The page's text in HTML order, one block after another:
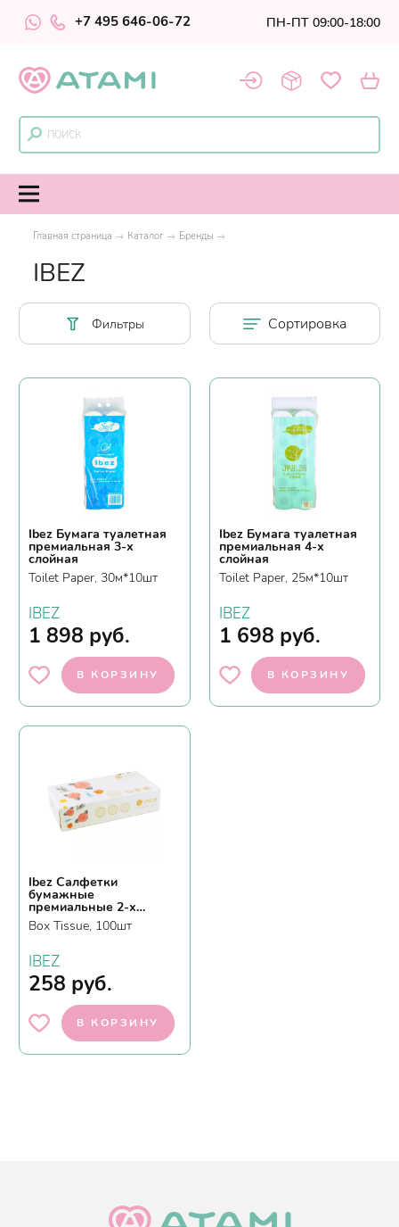
+7 495 646-06-72 ПН-ПТ 09:00-18:00
Главная страница Каталог Бренды
IBEZ
Фильтры Сортировка
Ibez Бумага туалетная
премиальная 3-х
слойная
Toilet Paper, 30м*10шт
IBEZ
1 898 руб.
В КОРЗИНУ
Ibez Бумага туалетная
премиальная 4-х
слойная
Toilet Paper, 25м*10шт
IBEZ
1 698 руб.
В КОРЗИНУ
Ibez Салфетки
бумажные
премиальные 2-х
слойные
Box Tissue, 100шт
IBEZ
258 руб.
В КОРЗИНУ